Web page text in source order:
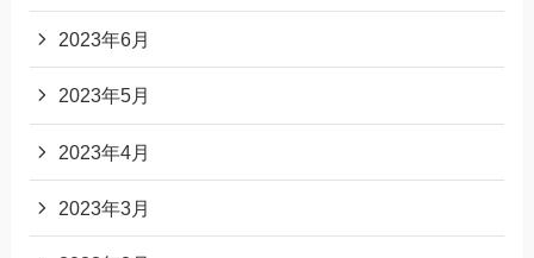
2023年6月
2023年5月
2023年4月
2023年3月